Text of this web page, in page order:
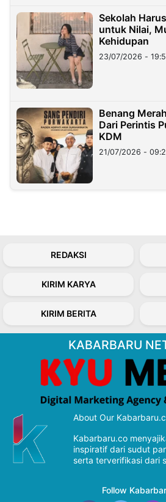
Sekolah
untuk Nilai,
Kehidupan
23/07/2026 -
Benang
Dari Perintis
KDM
21/07/2026 -
REDAKSI
KIRIM KARYA
KIRIM BERITA
KABARBARU
About Our
Kabarbaru.co
inspiratif dari sudut
serta terverifikasi dari
Follow